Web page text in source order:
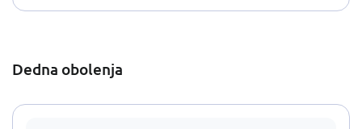
Dedna obolenja